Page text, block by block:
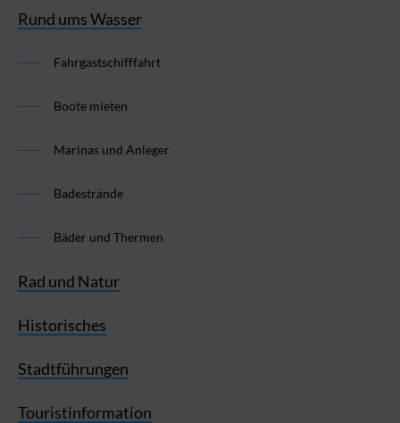
Rund ums Wasser
Fahrgastschifffahrt
Boote mieten
Marinas und Anleger
Badestrände
Bäder und Thermen
Rad und Natur
Historisches
Stadtführungen
Touristinformation